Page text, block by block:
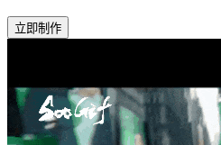
立即制作